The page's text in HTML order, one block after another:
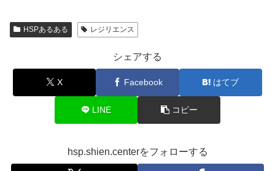
HSPあるある レジリエンス
シェアする
X Facebook はてブ
LINE コピー
hsp.shien.centerをフォローする